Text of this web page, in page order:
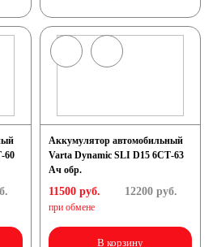
60
Аккумулятор автомобильный
Varta Dynamic SLI D15 6СТ-63
Ач обр.
11500 руб.
при обмене
12200руб.
В корзину